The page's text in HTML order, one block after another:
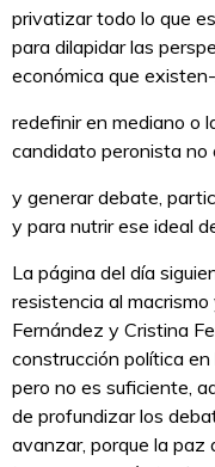
privatizar todo lo que
para dilapidar las
económica que
redefinir en mediano o
candidato peronista no
y generar debate,
y para nutrir ese ideal
La página del día
resistencia al
Fernández y Cristina
construcción política
pero no es suficiente,
de profundizar los
avanzar, porque la paz